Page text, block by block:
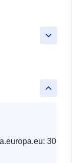
keyboard_arrow_down
keyboard_arrow_up
30